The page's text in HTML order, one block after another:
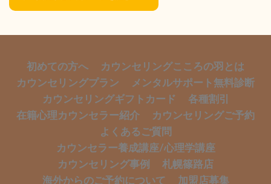
初めての方へ
カウンセリングこころの羽とは
カウンセリングプラン
メンタルサポート無料診断
カウンセリングギフトカード
各種割引
在籍心理カウンセラー紹介
カウンセリングご予約
よくあるご質問
カウンセラー養成講座/心理学講座
カウンセリング事例
札幌篠路店
海外からのご予約について
加盟店募集